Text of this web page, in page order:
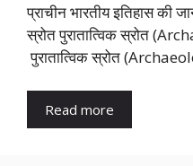
प्राचीन भारतीय इतिहास की
स्रोत पुरातात्विक स्रोत
पुरातात्विक स्रोत
Read more